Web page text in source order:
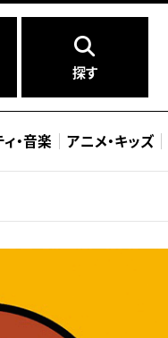
探す
・音楽 アニメ・キッズ